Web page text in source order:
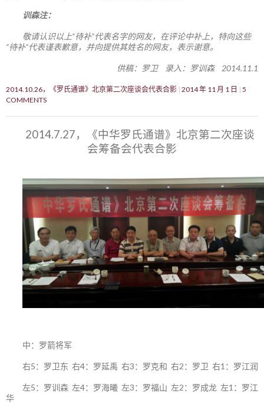
训森注：
敬请认识以上“待补”代表名字的网友，在评论中补上，特向这些
“待补”代表谨表歉意，并向提供其姓名的网友，表示谢意。
供稿：罗卫 录入：罗训森 2014.11.1
2014.10.26，《罗氏通谱》北京第二次座谈会代表合影 2014 年 11 月 1 日
5
COMMENTS
2014.7.27，《中华罗氏通谱》北京第二次座谈
会筹备会代表合影
中：罗箭将军
右5：罗卫东 右4：罗延禹 右3：罗克和 右2：罗卫 右1：罗江润
左5：罗训森 左4：罗海曦 左3：罗福山 左2：罗成龙 左1：罗江
华